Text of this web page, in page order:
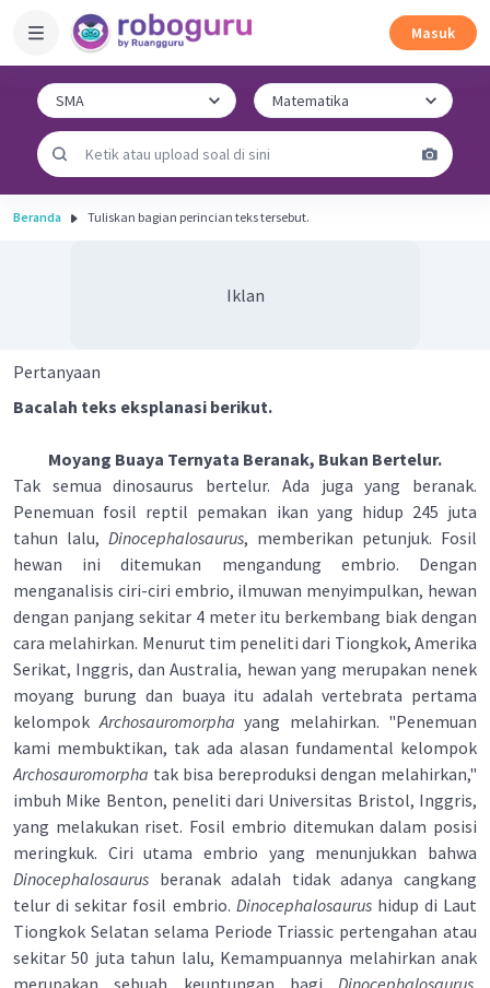
Masuk
Beranda Tuliskan bagian perincian teks tersebut.
Iklan
Pertanyaan
Bacalah teks eksplanasi berikut.
Moyang Buaya Ternyata Beranak, Bukan Bertelur.
Tak semua dinosaurus bertelur. Ada juga yang beranak.
Penemuan fosil reptil pemakan ikan yang hidup 245 juta
tahun lalu, Dinocephalosaurus, memberikan petunjuk. Fosil
hewan ini ditemukan mengandung embrio. Dengan
menganalisis ciri-ciri embrio, ilmuwan menyimpulkan, hewan
dengan panjang sekitar 4 meter itu berkembang biak dengan
cara melahirkan. Menurut tim peneliti dari Tiongkok, Amerika
Serikat, Inggris, dan Australia, hewan yang merupakan nenek
moyang burung dan buaya itu adalah vertebrata pertama
kelompokArchosauromorpha yang melahirkan. "Penemuan
kami membuktikan, tak ada alasan fundamental kelompok
Archosauromorpha tak bisa bereproduksi dengan melahirkan,"
imbuh Mike Benton, peneliti dari Universitas Bristol, Inggris,
yang melakukan riset. Fosil embrio ditemukan dalam posisi
meringkuk. Ciri utama embrio yang menunjukkan bahwa
Dinocephalosaurus beranak adalah tidak adanya cangkang
telur di sekitar fosil embrio. Dinocephalosaurus hidup di Laut
Tiongkok Selatan selama Periode Triassic pertengahan atau
sekitar 50 juta tahun lalu, Kemampuannya melahirkan anak
merupakan sebuah keuntungan bagi Dinocephalosaurus.